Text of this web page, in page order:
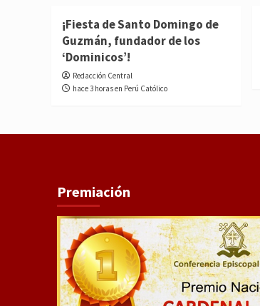
¡Fiesta de Santo Domingo de
Guzmán, fundador de los
‘Dominicos’!
Redacción Central
hace 3 horas en Perú Católico
Premiación